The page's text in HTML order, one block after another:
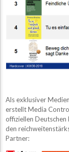
Als exklusiver
erstellt Media
offiziellen Deutschen
den
Partner: